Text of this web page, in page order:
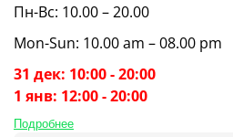
Пн-Вс: 10.00 – 20.00
Mon-Sun: 10.00 am – 08.00 pm
31 дек: 10:00 - 20:00
1 янв: 12:00 - 20:00
Подробнее